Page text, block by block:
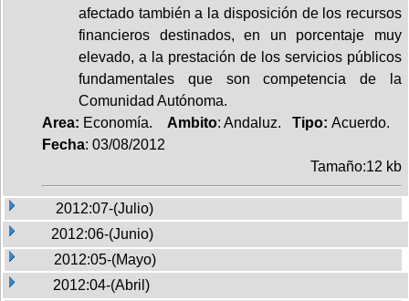
afectado también a la disposición de los recursos
financieros destinados, en un porcentaje muy
elevado, a la prestación de los servicios públicos
fundamentales que son competencia de la
Comunidad Autónoma.
Area: Economía. Ambito: Andaluz. Tipo: Acuerdo.
Fecha: 03/08/2012
Tamaño:12 kb
2012:07-(Julio)
2012:06-(Junio)
2012:05-(Mayo)
2012:04-(Abril)